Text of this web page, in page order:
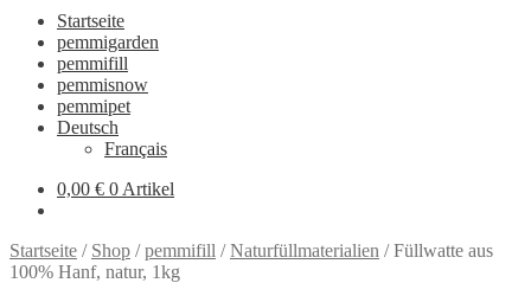
Startseite
pemmigarden
pemmifill
pemmisnow
pemmipet
Deutsch
Français
0,00 € 0 Artikel
Startseite / Shop /pemmifill /Naturfüllmaterialien /Füllwatte aus
100% Hanf, natur, 1kg